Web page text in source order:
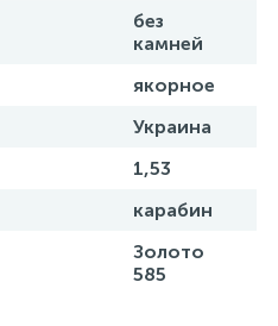
без
камней
якорное
Украина
1,53
карабин
Золото
585